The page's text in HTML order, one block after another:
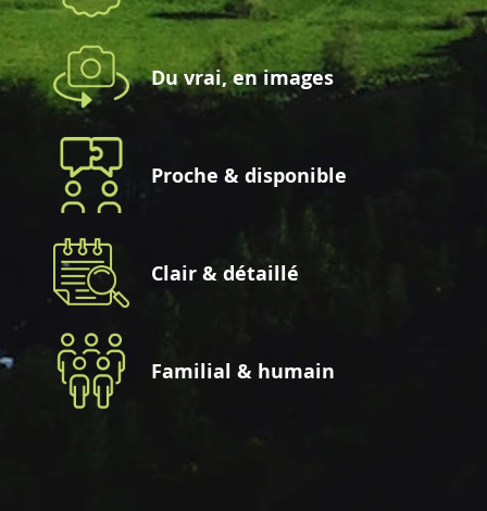
Du vrai, en images
Proche & disponible
Clair & détaillé
Familial & humain